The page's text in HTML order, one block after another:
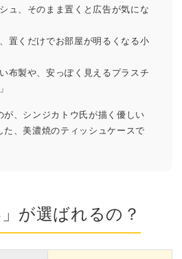
ュ、そのまま置くと広告が気にな
置くだけでお部屋が明るくなる小
布製や、安っぽく見えるプラスチ
、 シンジカトウ氏が描く優しい
た、美濃焼のティッシュケースで
が選ばれるの？